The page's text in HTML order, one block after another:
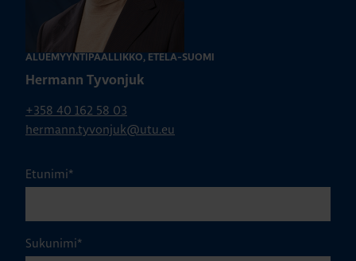
ALUEMYYNTIPÄÄLLIKKÖ, ETELÄ-SUOMI
Hermann Tyvonjuk
+358 40 162 58 03
hermann.tyvonjuk@utu.eu
Etunimi*
Sukunimi*